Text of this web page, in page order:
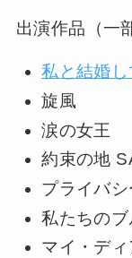
出演作品（一
私と結婚し
旋風
涙の女王
約束の地
プライバ
私たちのブ
マイ・デ